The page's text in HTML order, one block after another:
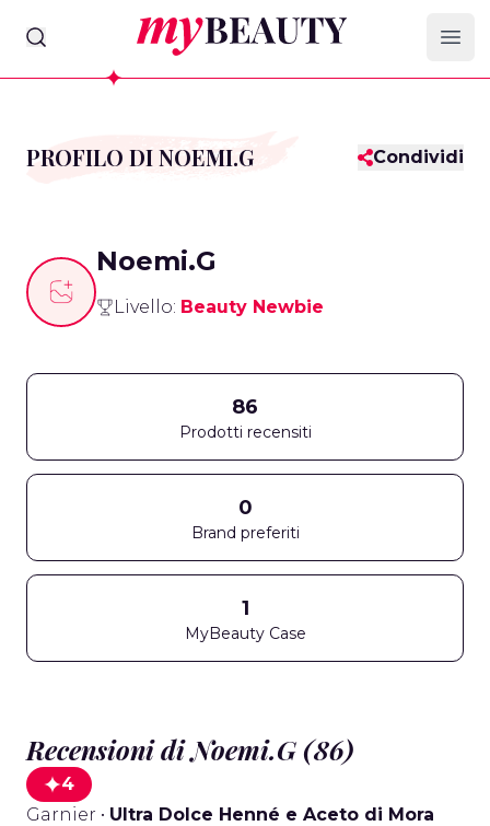
myBeauty
PROFILO DI NOEMI.G Condividi
Noemi.G
Livello: Beauty Newbie
86
Prodotti recensiti
0
Brand preferiti
1
MyBeauty Case
Recensioni di Noemi.G (86)
4
Garnier • Ultra Dolce Henné e Aceto di Mora